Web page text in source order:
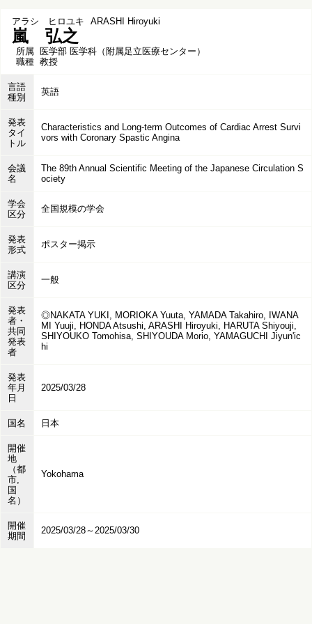
アラシ ヒロユキ ARASHI Hiroyuki
嵐 弘之
所属 医学部 医学科（附属足立医療センター）
職種 教授
言語
種別
英語
発表
タイ
トル
Characteristics and Long-term Outcomes of Cardiac Arrest Survi
vors with Coronary Spastic Angina
会議
名
The 89th Annual Scientific Meeting of the Japanese Circulation S
ociety
学会
区分
全国規模の学会
発表
形式
ポスター掲示
講演
区分
一般
発表
者・
共同
発表
者
◎NAKATA YUKI, MORIOKA Yuuta, YAMADA Takahiro, IWANA
MI Yuuji, HONDA Atsushi, ARASHI Hiroyuki, HARUTA Shiyouji,
SHIYOUKO Tomohisa, SHIYOUDA Morio, YAMAGUCHI Jiyun'ic
hi
発表
年月
日
2025/03/28
国名 日本
開催
地
（都
市,
国
名）
Yokohama
開催
期間
2025/03/28～2025/03/30